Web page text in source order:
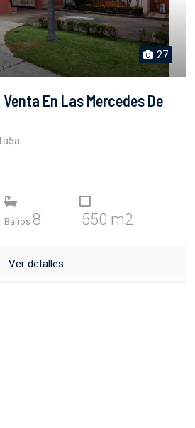
27
En Las Mercedes De
Baños 8 550 m2
Ver detalles